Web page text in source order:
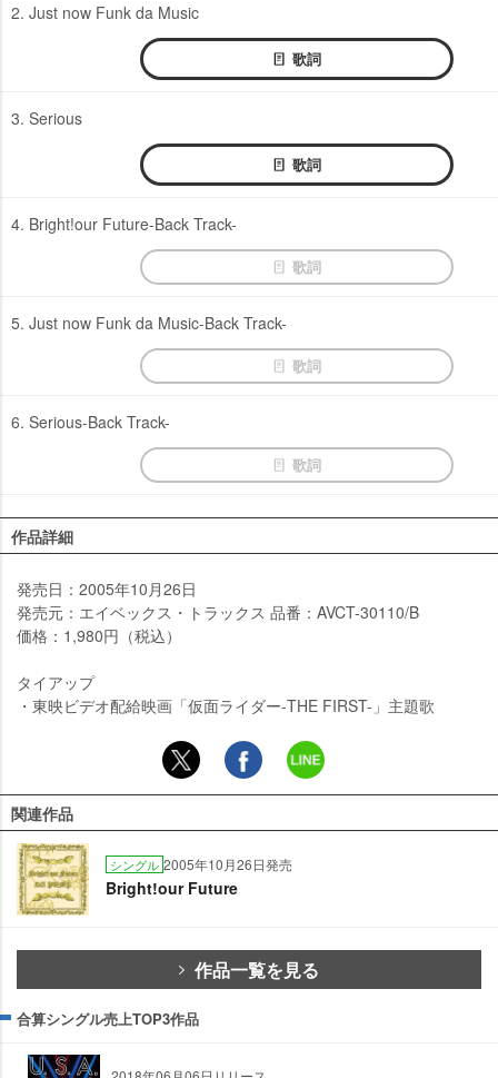
2. Just now Funk da Music
歌詞
3. Serious
歌詞
4. Bright!our Future-Back Track-
歌詞
5. Just now Funk da Music-Back Track-
歌詞
6. Serious-Back Track-
歌詞
作品詳細
発売日：2005年10月26日
発売元：エイベックス・トラックス 品番：AVCT-30110/B
価格：1,980円（税込）
タイアップ
・東映ビデオ配給映画「仮面ライダー-THE FIRST-」主題歌
関連作品
シングル 2005年10月26日発売
Bright!our Future
作品一覧を見る
合算シングル売上TOP3作品